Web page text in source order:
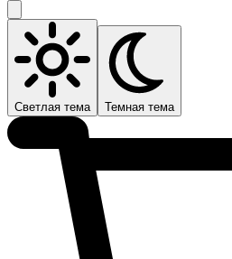
Светлая тема Темная тема